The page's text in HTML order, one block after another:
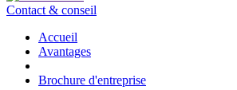
Contact & conseil
Accueil
Avantages
Brochure d'entreprise